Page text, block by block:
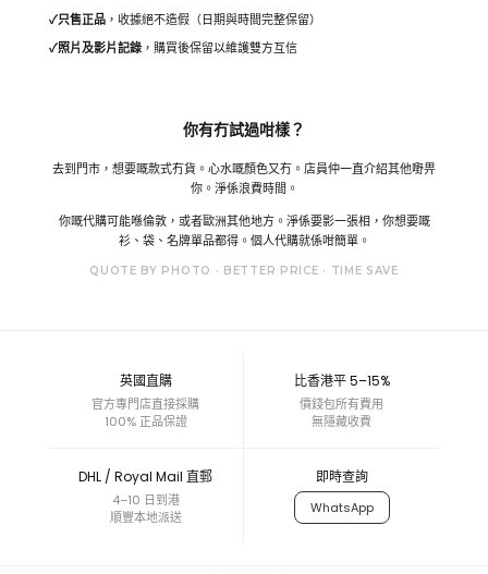
✓只售正品，收據絕不造假（日期與時間完整保留）
✓照片及影片記錄，購買後保留以維護雙方互信
你有冇試過咁樣？
去到門市，想要嘅款式冇貨。心水嘅顏色又冇。店員仲一直介紹其他嘢畀
你。淨係浪費時間。
你嘅代購可能喺倫敦，或者歐洲其他地方。淨係要影一張相，你想要嘅
衫、袋、名牌單品都得。個人代購就係咁簡單。
QUOTE BY PHOTO · BETTER PRICE · TIME SAVE
英國直購
官方專門店直接採購
100% 正品保證
比香港平 5–15%
價錢包所有費用
無隱藏收費
DHL / Royal Mail 直郵
4–10 日到港
順豐本地派送
即時查詢
WhatsApp